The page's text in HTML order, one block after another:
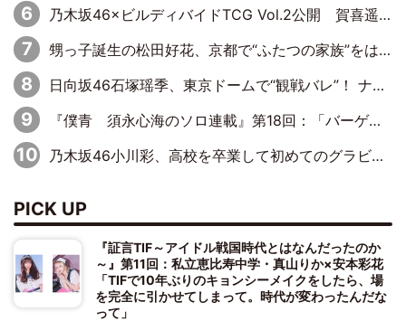
乃木坂46×ビルディバイドTCG Vol.2公開 賀喜遥香＆田村真佑が『京まふ』ステージに登壇
甥っ子誕生の松田好花、京都で“ふたつの家族”をはしご！ “母”黒谷友香に見送られ、“父”松岡昌宏とはハシゴ酒
日向坂46石塚瑶季、東京ドームで“観戦バレ”！ ナイツ・塙も認めた「巨人に詳しすぎるアイドル」は元VENUSスクール生で杉内コーチ推し⁉
『僕青 須永心海のソロ連載』第18回：「バーゲンセールハンターみうな inしまむら」編
乃木坂46小川彩、高校を卒業して初めてのグラビア「大人になった感じがしました(笑)」
PICK UP
『証言TIF～アイドル戦国時代とはなんだったのか
～』第11回：私立恵比寿中学・真山りか×安本彩花
「TIFで10年ぶりのキョンシーメイクをしたら、場
を完全に引かせてしまって。時代が変わったんだな
って」